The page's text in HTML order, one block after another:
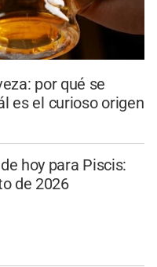
por qué se
es el curioso origen
hoy para Piscis:
de 2026